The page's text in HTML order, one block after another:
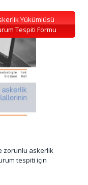
Yükümlüsü
Tespiti Formu
zorunlu askerlik
tespiti için